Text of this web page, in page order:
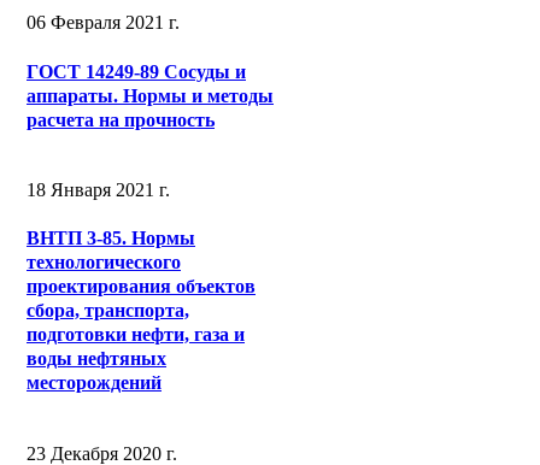
06 Февраля 2021 г.
ГОСТ 14249-89 Сосуды и
аппараты. Нормы и методы
расчета на прочность
18 Января 2021 г.
ВНТП 3-85. Нормы
технологического
проектирования объектов
сбора, транспорта,
подготовки нефти, газа и
воды нефтяных
месторождений
23 Декабря 2020 г.